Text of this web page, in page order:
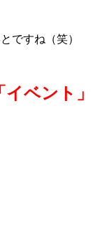
ですね（笑）
イベント」